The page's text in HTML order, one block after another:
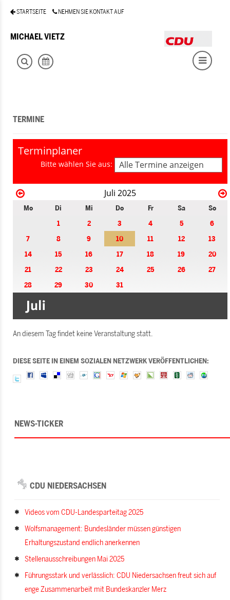
STARTSEITE NEHMEN SIE KONTAKT AUF
MICHAEL VIETZ
TERMINE
Terminplaner
Bitte wählen Sie aus: Alle Termine anzeigen
Juli 2025
Mo Di Mi Do Fr Sa
So
1
2 3 4 5
6
7
8 9 10 11 12
13
14
15 16 17 18 19
20
21
22 23 24 25 26
27
28
29 30 31
An diesem Tag findet keine Veranstaltung statt.
DIESE SEITE IN EINEM SOZIALEN NETZWERK VERÖFFENTLICHEN:
NEWS-TICKER
CDU NIEDERSACHSEN
Videos vom CDU-Landesparteitag 2025
Wolfsmanagement: Bundesländer müssen günstigen
Erhaltungszustand endlich anerkennen
Stellenausschreibungen Mai 2025
Führungsstark und verlässlich: CDU Niedersachsen freut sich auf
enge Zusammenarbeit mit Bundeskanzler Merz